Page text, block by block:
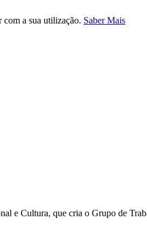
com a sua utilização. Saber Mais
e Cultura, que cria o Grupo de